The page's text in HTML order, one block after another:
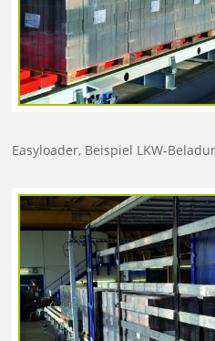
Easyloader, Beispiel LKW-